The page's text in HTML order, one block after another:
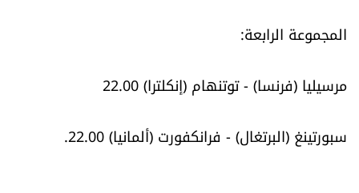
المجموعة الرابعة:
مرسيليا (فرنسا) - توتنهام (إنكلترا) 22.00
سبورتينغ (البرتغال) - فرانكفورت (ألمانيا) 22.00.